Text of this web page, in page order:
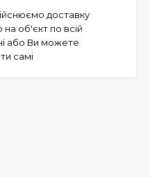
доставку
на об'єкт по всій
або Ви можете
самі